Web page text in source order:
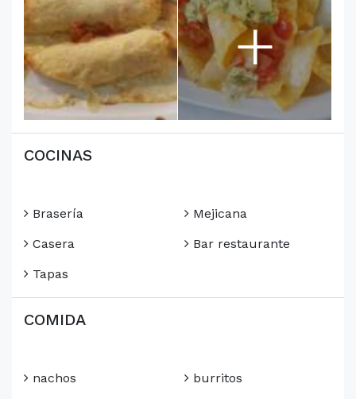
+
COCINAS
Brasería
Casera
Tapas
Mejicana
Bar restaurante
COMIDA
nachos
burritos